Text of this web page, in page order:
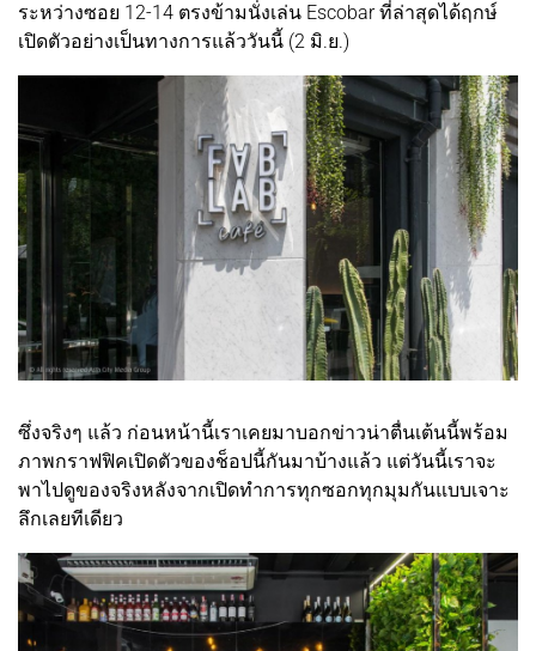
ระหว่างซอย 12-14 ตรงข้ามนั่งเล่น Escobar ที่ล่าสุดได้ฤกษ์
เปิดตัวอย่างเป็นทางการแล้ววันนี้ (2 มิ.ย.)
ซึ่งจริงๆ แล้ว ก่อนหน้านี้เราเคยมาบอกข่าวน่าตื่นเต้นนี้พร้อม
ภาพกราฟฟิคเปิดตัวของช็อปนี้กันมาบ้างแล้ว แต่วันนี้เราจะ
พาไปดูของจริงหลังจากเปิดทำการทุกซอกทุกมุมกันแบบเจาะ
ลึกเลยทีเดียว